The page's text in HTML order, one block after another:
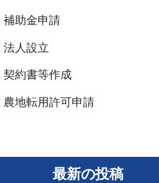
補助金申請
法人設立
契約書等作成
農地転用許可申請
最新の投稿